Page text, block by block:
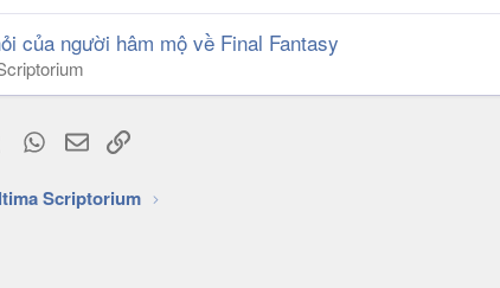
của người hâm mộ về Final Fantasy
Tumblr WhatsApp
EmailLink
Scriptorium